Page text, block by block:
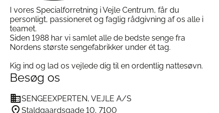
Ofte stillede spørgsmål om Sx One Light
Grey Bomuldssatin Sengetøj
Hvad gør bomuldssatin særligt?
Bomuldssatin er vævet af fine bomuldstråde i en
satinbinding, som gør stoffet ekstra glat, blødt og
glansfuldt sammenlignet med almindelig bomuld.
Vi anbefaler vask ved 40°C for at forlænge
stoffets levetid. Det kan vaskes ved 60°C, hvis du
I vores Specialforretning i Vejle Centrum, får du
personligt, passioneret og faglig rådgivning af os alle i
teamet.
Siden 1988 har vi samlet alle de bedste senge fra
Nordens største sengefabrikker under ét tag.
Kig ind og lad os vejlede dig til en ordentlig nattesøvn.
Besøg os
SENGEEXPERTEN, VEJLE A/S
Staldgaardsgade 10, 7100